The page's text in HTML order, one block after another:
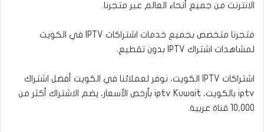
الانترنت من جميع أنحاء العالم عبر متجرنا.
متجرنا متخصص بجميع خدمات اشتراكات IPTV في الكويت
لمشاهدات اشتراك IPTV بدون تقطيع.
اشتراكات IPTV الكويت، نوفر لعملائنا في الكويت أفضل اشتراك
iptv بالكويت، iptv Kuwait بأرخص الأسعار، يضم الاشتراك أكثر من
10,000 قناة عربية.